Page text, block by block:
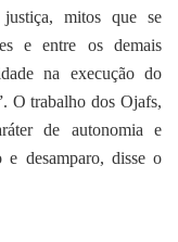
mitos que se
e entre os demais
na execução do
O trabalho dos Ojafs,
de autonomia e
e desamparo, disse o